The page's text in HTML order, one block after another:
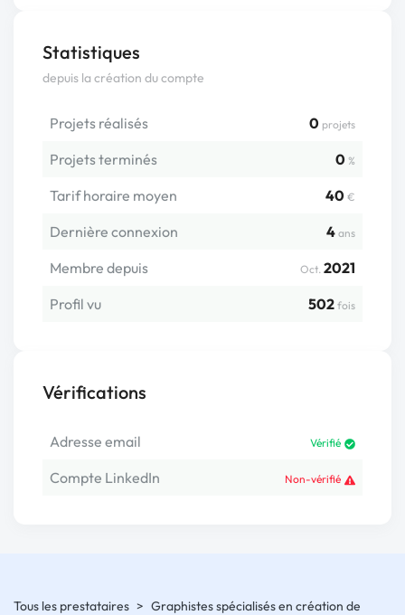
Statistiques
depuis la création du compte
Projets réalisés 0 projets
Projets terminés 0 %
Tarif horaire moyen 40 €
Dernière connexion 4 ans
Membre depuis Oct. 2021
Profil vu
502 fois
Vérifications
Adresse email Vérifié
Compte LinkedIn Non-vérifié
Tous les prestataires > Graphistes spécialisés en création de